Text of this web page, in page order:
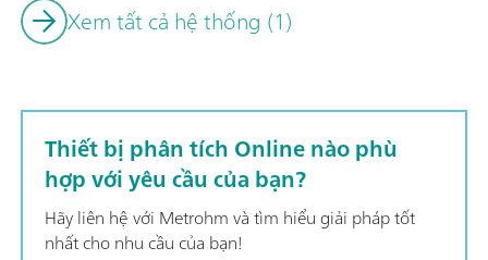
Xem tất cả hệ thống (1)
Thiết bị phân tích Online nào phù
hợp với yêu cầu của bạn?
Hãy liên hệ với Metrohm và tìm hiểu giải pháp tốt
nhất cho nhu cầu của bạn!